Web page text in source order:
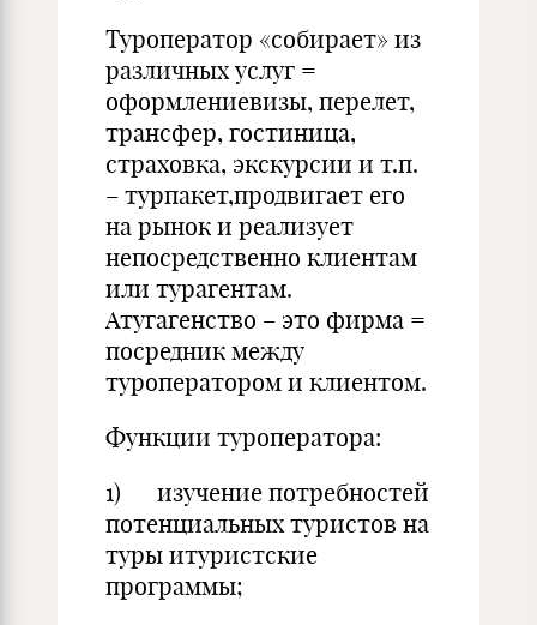
Туроператор «собирает» из
различных услуг =
оформлениевизы, перелет,
трансфер, гостиница,
страховка, экскурсии и т.п.
– турпакет,продвигает его
на рынок и реализует
непосредственно клиентам
или турагентам.
Атугагенство – это фирма =
посредник между
туроператором и клиентом.
Функции туроператора:
1) изучение потребностей
потенциальных туристов на
туры итуристские
программы;